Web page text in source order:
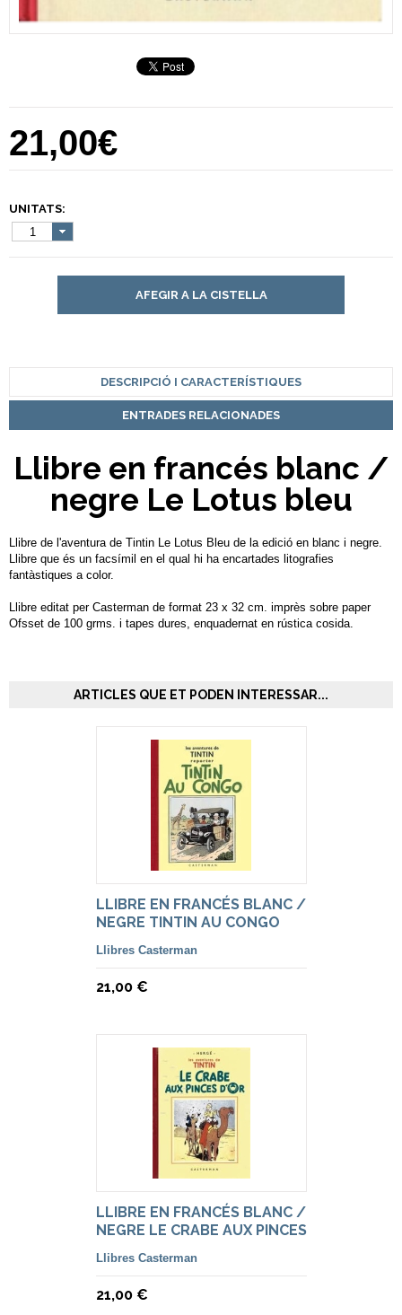
21,00€
UNITATS:
1
AFEGIR A LA CISTELLA
DESCRIPCIÓ I CARACTERÍSTIQUES
ENTRADES RELACIONADES
Llibre en francés blanc /
negre Le Lotus bleu
Llibre de l'aventura de Tintin Le Lotus Bleu de la edició en blanc i negre.
Llibre que és un facsímil en el qual hi ha encartades litografies
fantàstiques a color.
Llibre editat per Casterman de format 23 x 32 cm. imprès sobre paper
Ofsset de 100 grms. i tapes dures, enquadernat en rústica cosida.
ARTICLES QUE ET PODEN INTERESSAR...
LLIBRE EN FRANCÉS BLANC /
NEGRE TINTIN AU CONGO
Llibres Casterman
21,00 €
LLIBRE EN FRANCÉS BLANC /
NEGRE LE CRABE AUX PINCES
Llibres Casterman
21,00 €